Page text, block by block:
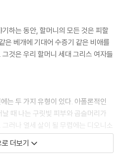
하는 동안, 할머니의 모든 것은 피할
은 베개에 기대어 수증기 같은 비애를
것은 우리 할머니 세대 그리스 여자들
는 두 가지 유형이 있다. 아폴론적인
때 나는 구릿빛 피부와 곱슬머리가
러나 열세 살이 될 무렵에는 디오니소
덮쳤다.
더보기